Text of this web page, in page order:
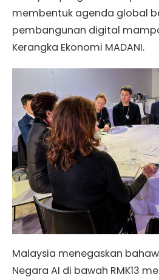
membentuk agenda global
pembangunan digital
Kerangka Ekonomi MADANI.
Malaysia menegaskan
Negara AI di bawah RMK13